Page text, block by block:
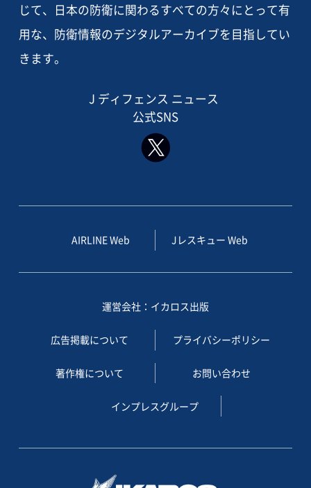
じて、日本の防衛に関わるすべての方々にとって有
用な、防衛情報のデジタルアーカイブを目指してい
きます。
J ディフェンス ニュース
公式SNS
AIRLINE Web Jレスキュー Web
運営会社：イカロス出版
広告掲載について プライバシーポリシー
著作権について お問い合わせ
インプレスグループ